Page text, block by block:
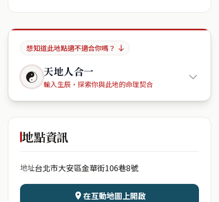
想知道此地點適不適合你嗎？
☯ 天地人合一
輸入生辰，探索你與此地的命理契合
興富謙
日期 出生時辰
地點資訊
地址台北市大安區金華街106巷8號
在互動地圖上開啟